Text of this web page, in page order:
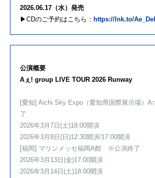
2026.06.17（水）発売
▶︎CDのご予約はこちら： https://lnk.to/
公演概要
Aぇ! group LIVE TOUR 2026 Runway
[愛知] Aichi Sky Expo（愛知県国際展示場）
了
2026年3月7日(土)18:00開演
2026年3月8日(日)12:30開演/17:00開演
[福岡] マリンメッセ福岡A館 ※公演終了
2026年3月13日(金)17:00開演
2026年3月14日(土)18:00開演